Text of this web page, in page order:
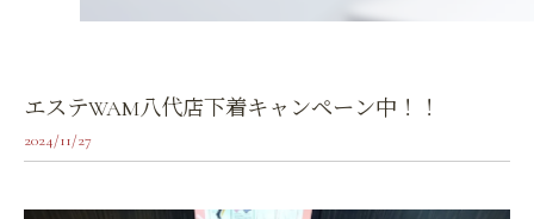
エステWAM八代店下着キャンペーン中！！
2024/11/27